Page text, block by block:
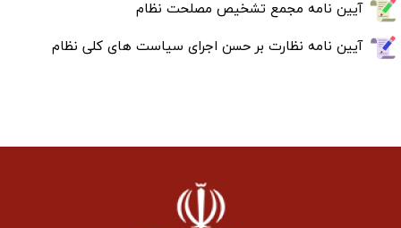
آیین نامه مجمع تشخیص مصلحت نظام
آیین نامه نظارت بر حسن اجرای سیاست های کلی نظام